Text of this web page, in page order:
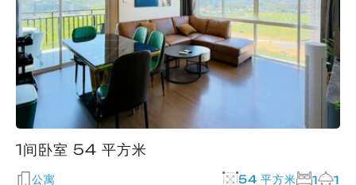
1间卧室 54 平方米
公寓 54 平方米 1 1